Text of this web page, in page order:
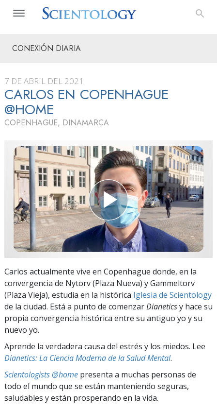
CONEXIÓN DIARIA
7 DE ABRIL DEL 2021
CARLOS EN COPENHAGUE
@HOME
COPENHAGUE, DINAMARCA
Carlos actualmente vive en Copenhague donde, en la
convergencia de Nytorv (Plaza Nueva) y Gammeltorv
(Plaza Vieja), estudia en la histórica Iglesia de Scientology
de la ciudad. Está a punto de comenzarDianeticsy hace su
propia convergencia histórica entre su antiguo yo y su
nuevo yo.
Aprende la verdadera causa del estrés y los miedos. Lee
Dianetics: La Ciencia Moderna de la Salud Mental.
Scientologists @home presenta a muchas personas de
todo el mundo que se están manteniendo seguras,
saludables y están prosperando en la vida.